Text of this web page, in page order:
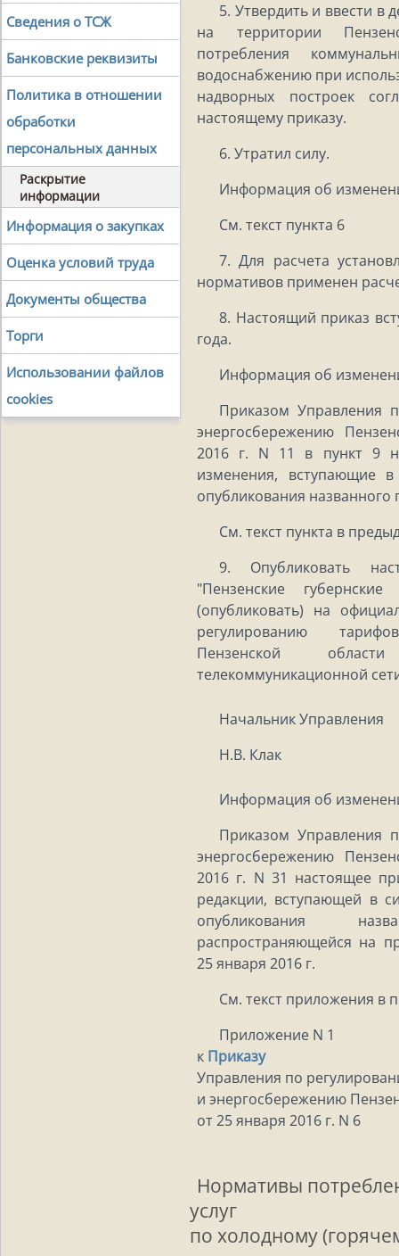
Сведения о ТСЖ
Банковские реквизиты
Политика в отношении
обработки
персональных данных
Раскрытие
информации
Информация о закупках
Оценка условий труда
Документы общества
Торги
Использовании файлов
cookies
5. Утвердить и ввести в
на территории
потребления
водоснабжению при
надворных построек
настоящему приказу.
6. Утратил силу.
Информация об
См. текст пункта 6
7. Для расчета
нормативов применен
8. Настоящий приказ
года.
Информация об
Приказом Управления
энергосбережению
2016 г. N 11 в пункт 9
изменения, вступающие
опубликования названного
См. текст пункта в
9. Опубликовать
"Пензенские
(опубликовать) на
регулированию
Пензенской
телекоммуникационной
Начальник Управления
Н.В. Клак
Информация об
Приказом Управления
энергосбережению
2016 г. N 31 настоящее
редакции, вступающей в
опубликования
распространяющейся на
25 января 2016 г.
См. текст приложения в
Приложение N 1
к Приказу
Управления по
и энергосбережению
от 25 января 2016 г. N 6
Нормативы
услуг
по холодному